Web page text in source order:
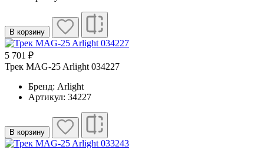
В корзину
5 701 ₽
Трек MAG-25 Arlight 034227
Бренд: Arlight
Артикул: 34227
В корзину